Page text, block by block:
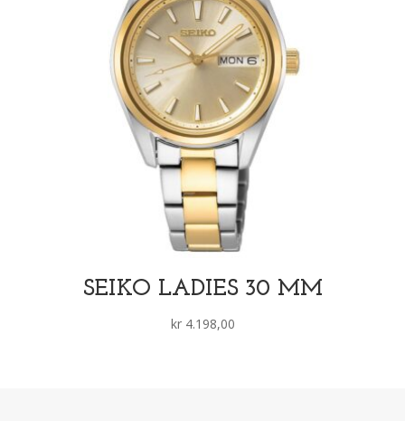
SEIKO LADIES 30 MM
kr4.198,00